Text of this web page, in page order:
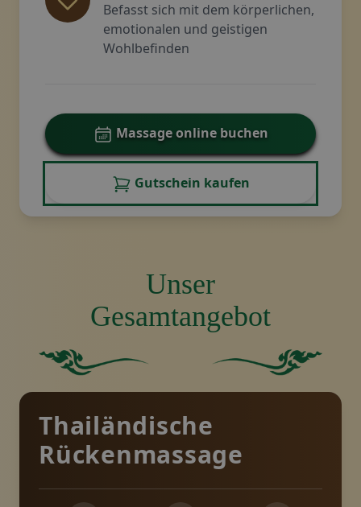
Befasst sich mit dem körperlichen,
emotionalen und geistigen
Wohlbefinden
Massage online buchen
Gutschein kaufen
Unser
Gesamtangebot
Thailändische
Rückenmassage